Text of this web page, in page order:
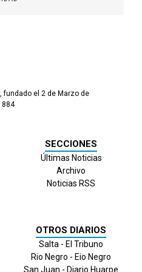
fundado el 2 de Marzo de
SECCIONES
Últimas Noticias
Archivo
Noticias RSS
OTROS DIARIOS
Salta - El Tribuno
Rio Negro - Eio Negro
San Juan - Diario Huarpe